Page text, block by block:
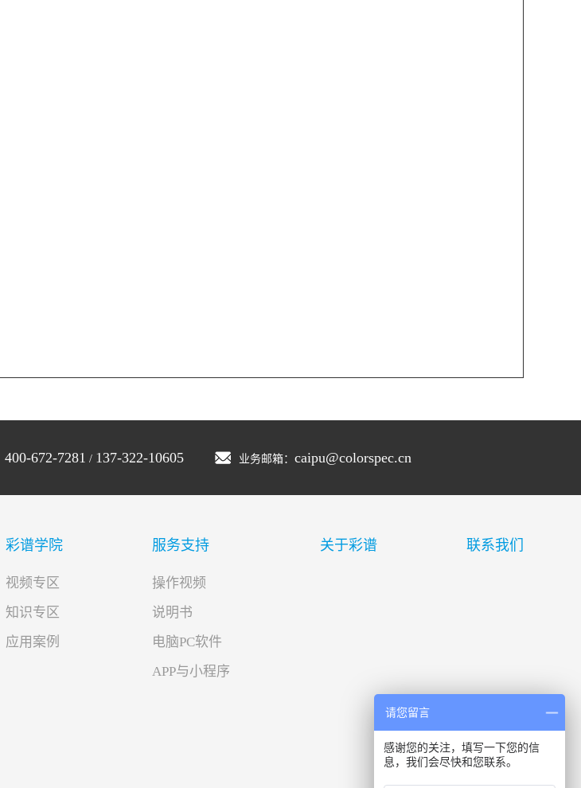
400-672-7281 / 137-322-10605 业务邮箱： caipu@colorspec.cn
彩谱学院
视频专区
知识专区
应用案例
服务支持
操作视频
说明书
电脑PC软件
APP与小程序
关于彩谱 联系我们
请您留言
感谢您的关注，填写一下您的信
息，我们会尽快和您联系。